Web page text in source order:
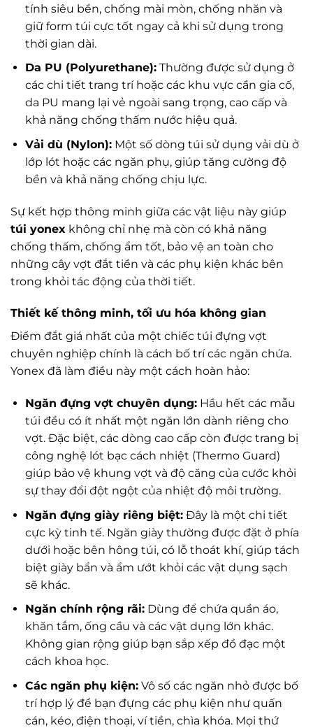
tính siêu bền, chống mài mòn, chống nhăn và
giữ form túi cực tốt ngay cả khi sử dụng trong
thời gian dài.
Da PU (Polyurethane):Thường được sử dụng ở
các chi tiết trang trí hoặc các khu vực cần gia cố,
da PU mang lại vẻ ngoài sang trọng, cao cấp và
khả năng chống thấm nước hiệu quả.
Vải dù (Nylon):Một số dòng túi sử dụng vải dù ở
lớp lót hoặc các ngăn phụ, giúp tăng cường độ
bền và khả năng chống chịu lực.
Sự kết hợp thông minh giữa các vật liệu này giúp
túi yonex không chỉ nhẹ mà còn có khả năng
chống thấm, chống ẩm tốt, bảo vệ an toàn cho
những cây vợt đắt tiền và các phụ kiện khác bên
trong khỏi tác động của thời tiết.
Thiết kế thông minh, tối ưu hóa không gian
Điểm đắt giá nhất của một chiếc túi đựng vợt
chuyên nghiệp chính là cách bố trí các ngăn chứa.
Yonex đã làm điều này một cách hoàn hảo:
Ngăn đựng vợt chuyên dụng:Hầu hết các mẫu
túi đều có ít nhất một ngăn lớn dành riêng cho
vợt. Đặc biệt, các dòng cao cấp còn được trang bị
công nghệ lót bạc cách nhiệt (Thermo Guard)
giúp bảo vệ khung vợt và độ căng của cước khỏi
sự thay đổi đột ngột của nhiệt độ môi trường.
Ngăn đựng giày riêng biệt:Đây là một chi tiết
cực kỳ tinh tế. Ngăn giày thường được đặt ở phía
dưới hoặc bên hông túi, có lỗ thoát khí, giúp tách
biệt giày bẩn và ẩm ướt khỏi các vật dụng sạch
sẽ khác.
Ngăn chính rộng rãi:Dùng để chứa quần áo,
khăn tắm, ống cầu và các vật dụng lớn khác.
Không gian rộng giúp bạn sắp xếp đồ đạc một
cách khoa học.
Các ngăn phụ kiện:Vô số các ngăn nhỏ được bố
trí hợp lý để bạn đựng các phụ kiện như quấn
cán, kéo, điện thoại, ví tiền, chìa khóa. Mọi thứ